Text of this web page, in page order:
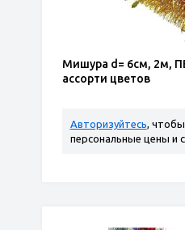
Мишура d= 6см, 2м,
ассорти цветов
Авторизуйтесь,
персональные цены и